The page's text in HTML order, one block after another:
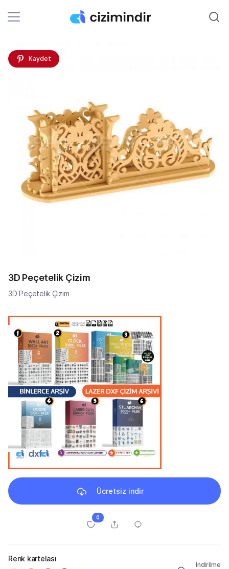
Kaydet
3D Peçetelik Çizim
3D Peçetelik Çizim
Ücretsiz indir
0
Renk kartelası
İndirilme